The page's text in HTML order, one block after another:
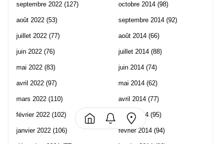
septembre 2022 (127)
août 2022 (53)
juillet 2022 (77)
juin 2022 (76)
mai 2022 (83)
avril 2022 (97)
mars 2022 (110)
février 2022 (102)
janvier 2022 (106)
octobre 2014 (98)
septembre 2014 (92)
août 2014 (66)
juillet 2014 (88)
juin 2014 (74)
mai 2014 (62)
avril 2014 (77)
mars 2014 (95)
février 2014 (94)